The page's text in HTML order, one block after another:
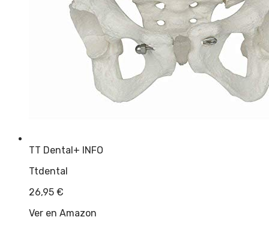
TT Dental+ INFO
Ttdental
26,95 €
Ver en Amazon